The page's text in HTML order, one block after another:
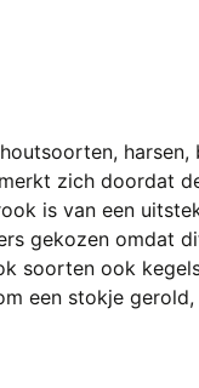
harsen,
zich doordat
is van een
gekozen omdat
soorten ook
een stokje